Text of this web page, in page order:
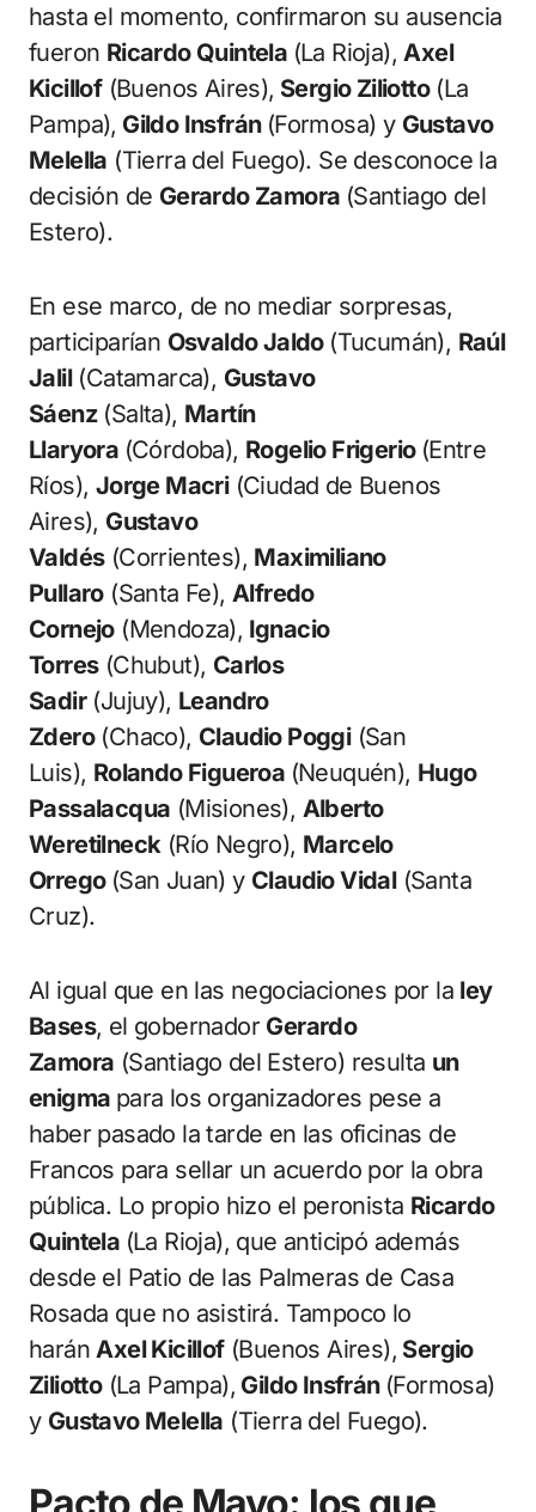
hasta el momento, confirmaron su ausencia
fueron Ricardo Quintela (La Rioja),Axel
Kicillof(Buenos Aires), Sergio Ziliotto(La
Pampa), Gildo Insfrán (Formosa) y Gustavo
Melella (Tierra del Fuego). Se desconoce la
decisión de Gerardo Zamora (Santiago del
Estero).
En ese marco, de no mediar sorpresas,
participarían Osvaldo Jaldo (Tucumán), Raúl
Jalil(Catamarca), Gustavo
Sáenz(Salta), Martín
Llaryora (Córdoba), Rogelio Frigerio (Entre
Ríos), Jorge Macri(Ciudad de Buenos
Aires), Gustavo
Valdés(Corrientes), Maximiliano
Pullaro(Santa Fe),Alfredo
Cornejo(Mendoza), Ignacio
Torres(Chubut), Carlos
Sadir(Jujuy), Leandro
Zdero(Chaco), Claudio Poggi(San
Luis), Rolando Figueroa (Neuquén), Hugo
Passalacqua (Misiones), Alberto
Weretilneck(Río Negro), Marcelo
Orrego (San Juan) y Claudio Vidal(Santa
Cruz).
Al igual que en las negociaciones por la ley
Bases, el gobernador Gerardo
Zamora (Santiago del Estero) resulta un
enigma para los organizadores pese a
haber pasado la tarde en las oficinas de
Francos para sellar un acuerdo por la obra
pública. Lo propio hizo el peronista Ricardo
Quintela (La Rioja), que anticipó además
desde el Patio de las Palmeras de Casa
Rosada que no asistirá. Tampoco lo
haránAxel Kicillof(Buenos Aires), Sergio
Ziliotto(La Pampa), Gildo Insfrán (Formosa)
y Gustavo Melella (Tierra del Fuego).